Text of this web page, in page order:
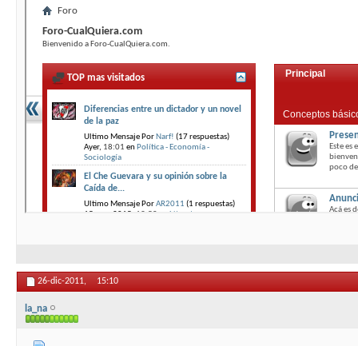
26-dic-2011, 15:10
la_na